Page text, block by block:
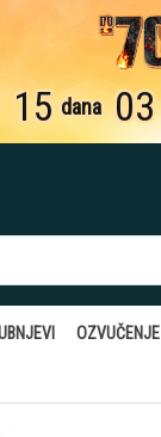
15 dana 03
OZVUČENJE